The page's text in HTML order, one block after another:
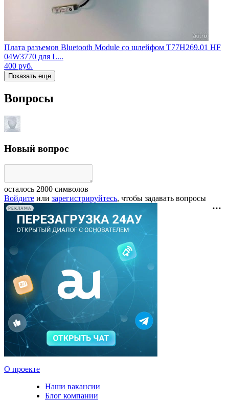
Плата разъемов Bluetooth Module со шлейфом T77H269.01 HF
04W3770 для L...
400 руб.
Показать еще
Вопросы
Новый вопрос
осталось 2800 символов
Войдите или зарегистрируйтесь, чтобы задавать вопросы
РЕКЛАМА
О проекте
Наши вакансии
Блог компании